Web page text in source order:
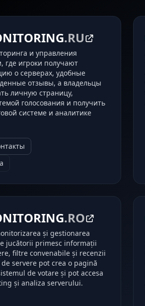
.RU
и управления
где игроки получают
о серверах, удобные
отзывы, а владельцы
личную страницу,
голосования и получить
системе и аналитике
.RO
și gestionarea
jucătorii primesc informații
filtre convenabile și recenzii
servere pot crea o pagină
de votare și pot accesa
și analiza serverului.